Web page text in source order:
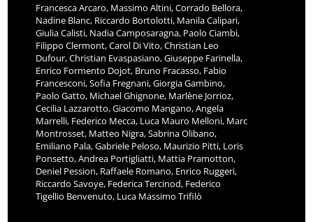
Francesca Arcaro, Massimo Altini, Corrado Bellora,
Nadine Blanc, Riccardo Bortolotti, Manila Calipari,
Giulia Calisti, Nadia Camposaragna, Paolo Ciambi,
Filippo Clermont, Carol Di Vito, Christian Leo
Dufour, Christian Evaspasiano, Giuseppe Farinella,
Enrico Formento Dojot, Bruno Fracasso, Fabio
Francesconi, Sofia Fregnani, Giorgia Gambino,
Paolo Gatto, Michael Ghignone, Marlène Jorrioz,
Cecilia Lazzarotto, Giacomo Mangano, Angela
Marrelli, Federico Mecca, Luca Mauro Melloni, Marc
Montrosset, Matteo Nigra, Sabrina Olibano,
Emiliano Pala, Gabriele Peloso, Maurizio Pitti, Loris
Ponsetto, Andrea Portigliatti, Mattia Pramotton,
Deniel Pession, Raffaele Romano, Enrico Ruggeri,
Riccardo Savoye, Federica Tercinod, Federico
Tigellio Benvenuto, Luca Massimo Trifilò